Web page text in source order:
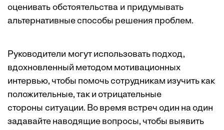
оценивать обстоятельства и придумывать
альтернативные способы решения проблем.
Руководители могут использовать подход,
вдохновленный методом мотивационных
интервью, чтобы помочь сотрудникам изучить как
положительные, так и отрицательные
стороны ситуации. Во время встреч один на один
задавайте наводящие вопросы, чтобы выявить